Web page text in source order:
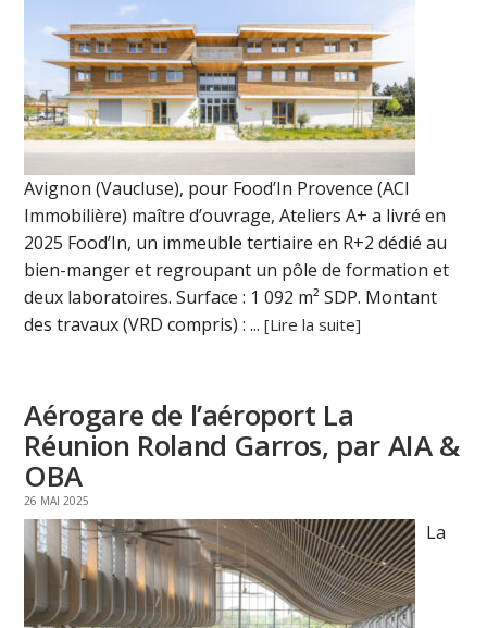
Avignon (Vaucluse), pour Food’In Provence (ACI
Immobilière) maître d’ouvrage, Ateliers A+ a livré en
2025 Food’In, un immeuble tertiaire en R+2 dédié au
bien-manger et regroupant un pôle de formation et
deux laboratoires. Surface : 1 092 m² SDP. Montant
des travaux (VRD compris) : ...[Lire la suite]
Aérogare de l’aéroport La
Réunion Roland Garros, par AIA &
OBA
26 MAI 2025
La